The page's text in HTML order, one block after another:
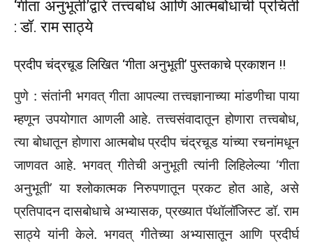
‘गीता अनुभूती‌’द्वारे तत्त्वबोध आणि आत्मबोधाची प्रचिती
: डॉ. राम साठ्ये
प्रदीप चंद्रचूड लिखित ‌‘गीता अनुभूती‌’ पुस्तकाचे प्रकाशन !!
पुणे : संतांनी भगवत्‌‍ गीता आपल्या तत्त्वज्ञानाच्या मांडणीचा पाया
म्हणून उपयोगात आणली आहे. तत्त्वसंवादातून होणारा तत्त्वबोध,
त्या बोधातून होणारा आत्मबोध प्रदीप चंद्रचूड यांच्या रचनांमधून
जाणवत आहे. भगवत्‌‍ गीतेची अनुभूती त्यांनी लिहिलेल्या ‌‘गीता
अनुभूती‌’ या श्लोकात्मक निरुपणातून प्रकट होत आहे, असे
प्रतिपादन दासबोधाचे अभ्यासक, प्रख्यात पॅथॉलॉजिस्ट डॉ. राम
साठ्ये यांनी केले. भगवत्‌‍ गीतेच्या अभ्यासातून आणि प्रदीर्घ